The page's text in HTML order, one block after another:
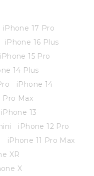
iPhone 17 Pro
iPhone 16 Plus
iPhone 15 Pro
14 Plus
iPhone 14
Pro Max
iPhone 13
iPhone 12 Pro
iPhone 11 Pro Max
XR
X